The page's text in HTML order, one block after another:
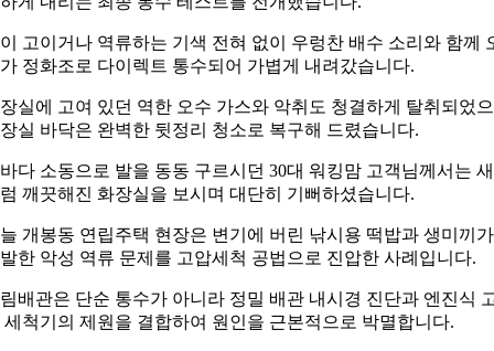
고이거나 역류하는 기색 전혀 없이 우렁찬 배수 소리와 함께
정화조로 다이렉트 통수되어 가볍게 내려갔습니다.
실에 고여 있던 역한 오수 가스와 악취도 청결하게 탈취되었
실 바닥은 완벽한 뒷정리 청소로 복구해 드렸습니다.
다 소동으로 발을 동동 구르시던 30대 워킹맘 고객님께서는
깨끗해진 화장실을 보시며 대단히 기뻐하셨습니다.
개봉동 연립주택 현장은 변기에 버린 낚시용 떡밥과 생미끼가
한 악성 역류 문제를 고압세척 공법으로 진압한 사례입니다.
배관은 단순 통수가 아니라 정밀 배관 내시경 진단과 엔진식
세척기의 제원을 결합하여 원인을 근본적으로 박멸합니다.